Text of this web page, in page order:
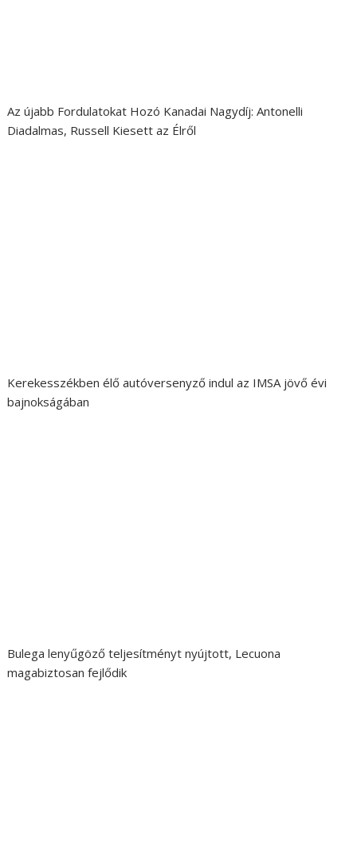
Az újabb Fordulatokat Hozó Kanadai Nagydíj: Antonelli
Diadalmas, Russell Kiesett az Élről
Kerekesszékben élő autóversenyző indul az IMSA jövő évi
bajnokságában
Bulega lenyűgöző teljesítményt nyújtott, Lecuona
magabiztosan fejlődik